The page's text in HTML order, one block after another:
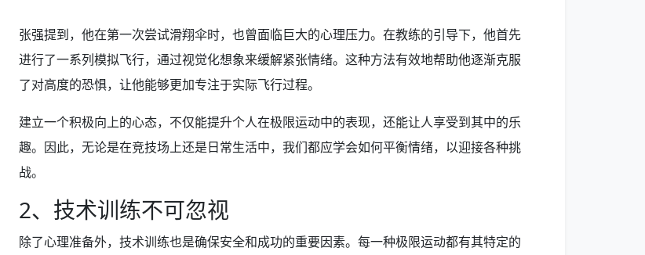
张强提到，他在第一次尝试滑翔伞时，也曾面临巨大的心理压力。在教练的引导下，他首先
进行了一系列模拟飞行，通过视觉化想象来缓解紧张情绪。这种方法有效地帮助他逐渐克服
了对高度的恐惧，让他能够更加专注于实际飞行过程。
建立一个积极向上的心态，不仅能提升个人在极限运动中的表现，还能让人享受到其中的乐
趣。因此，无论是在竞技场上还是日常生活中，我们都应学会如何平衡情绪，以迎接各种挑
战。
2、技术训练不可忽视
除了心理准备外，技术训练也是确保安全和成功的重要因素。每一种极限运动都有其特定的